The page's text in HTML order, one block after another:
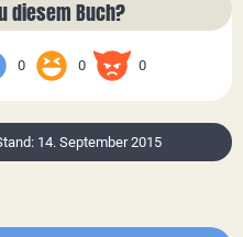
diesem Buch?
0 0 0
14. September 2015